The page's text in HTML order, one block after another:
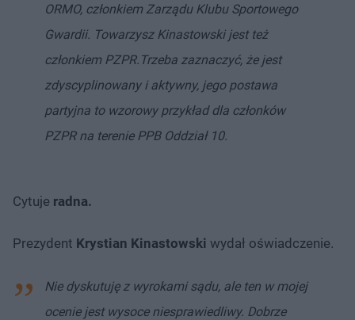
ORMO, członkiem Zarządu Klubu Sportowego
Gwardii. Towarzysz Kinastowski jest też
członkiem PZPR. Trzeba zaznaczyć, że jest
zdyscyplinowany i aktywny, jego postawa
partyjna to wzorowy przykład dla członków
PZPR na terenie PPB Oddział 10.
Cytuje radna.
Prezydent Krystian Kinastowski wydał oświadczenie.
Nie dyskutuję z wyrokami sądu, ale ten w mojej
ocenie jest wysoce niesprawiedliwy. Dobrze